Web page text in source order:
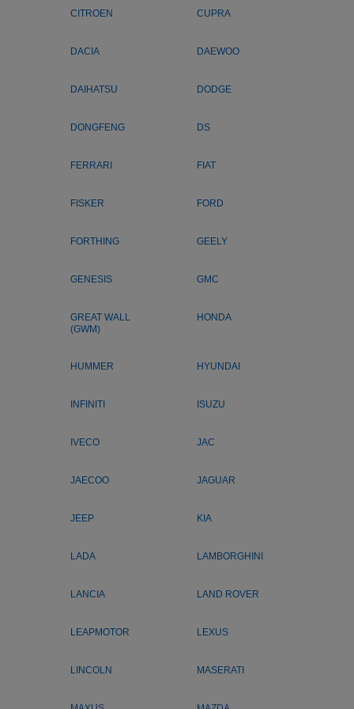
CITROEN CUPRA
DACIA DAEWOO
DAIHATSU DODGE
DONGFENG DS
FERRARI FIAT
FISKER FORD
FORTHING GEELY
GENESIS GMC
GREAT WALL
(GWM)
HONDA
HUMMER HYUNDAI
INFINITI ISUZU
IVECO JAC
JAECOO JAGUAR
JEEP KIA
LADA LAMBORGHINI
LANCIA LAND ROVER
LEAPMOTOR LEXUS
LINCOLN MASERATI